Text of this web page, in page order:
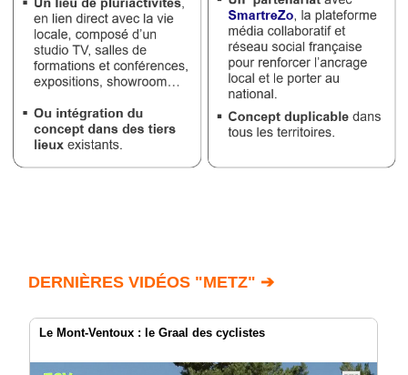
DERNIÈRES VIDÉOS "METZ" ➔
Le Mont-Ventoux : le Graal des cyclistes